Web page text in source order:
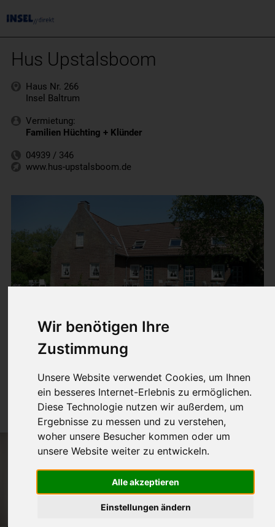
Wir benötigen Ihre
Zustimmung
Unsere Website verwendet Cookies, um Ihnen
ein besseres Internet-Erlebnis zu ermöglichen.
Diese Technologie nutzen wir außerdem, um
Ergebnisse zu messen und zu verstehen,
woher unsere Besucher kommen oder um
unsere Website weiter zu entwickeln.
Alle akzeptieren
Einstellungen ändern
Hus Upstalsboom
Haus Nr. 266
Insel Baltrum
Vermietung:
Familien Hüchting + Klünder
04939 / 346
www.hus-upstalsboom.de
Nr. 5
40m² für 1-4 Pers.